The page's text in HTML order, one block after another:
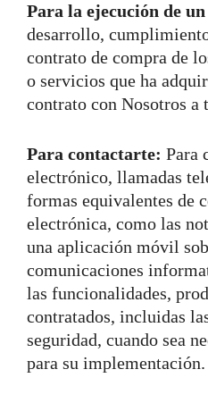
Para la ejecución de
desarrollo,
contrato de compra de
o servicios que ha
contrato con Nosotros a
Para contactarte: Para
electrónico, llamadas
formas equivalentes de
electrónica, como las
una aplicación móvil
comunicaciones
las funcionalidades,
contratados, incluidas
seguridad, cuando sea
para su implementación.